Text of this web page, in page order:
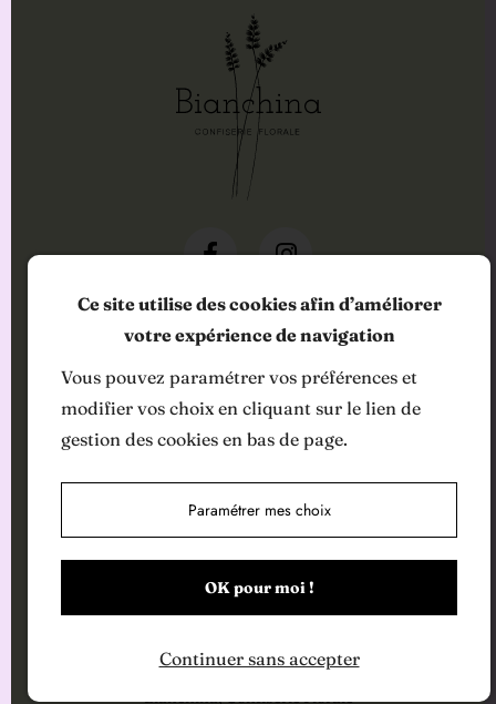
INFORMATIONS
83000 Toulon
Pâtisserie à la commande
Bianchina, Le Salon de Thé
Bianchina, Confiserie Florale
Ce site utilise des cookies afin d’améliorer
votre expérience de navigation
Vous pouvez paramétrer vos préférences et
modifier vos choix en cliquant sur le lien de
gestion des cookies en bas de page.
Paramétrer mes choix
OK pour moi !
Continuer sans accepter